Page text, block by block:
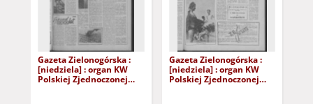
Gazeta Zielonogórska :
[niedziela] : organ KW
Polskiej Zjednoczonej
Gazeta Zielonogórska :
[niedziela] : organ KW
Polskiej Zjednoczonej